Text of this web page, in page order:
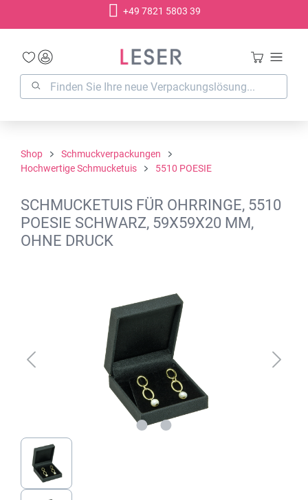
+49 7821 5803 39
Shop
Schmuckverpackungen
Hochwertige Schmucketuis
5510 POESIE
SCHMUCKETUIS FÜR OHRRINGE, 5510
POESIE SCHWARZ, 59X59X20 MM,
OHNE DRUCK